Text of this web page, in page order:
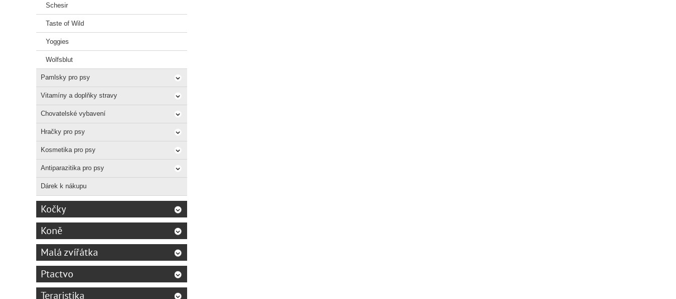
Schesir
Taste of Wild
Yoggies
Wolfsblut
Pamlsky pro psy
Vitamíny a doplňky stravy
Chovatelské vybavení
Hračky pro psy
Kosmetika pro psy
Antiparazitika pro psy
Dárek k nákupu
Kočky
Koně
Malá zvířátka
Ptactvo
Teraristika